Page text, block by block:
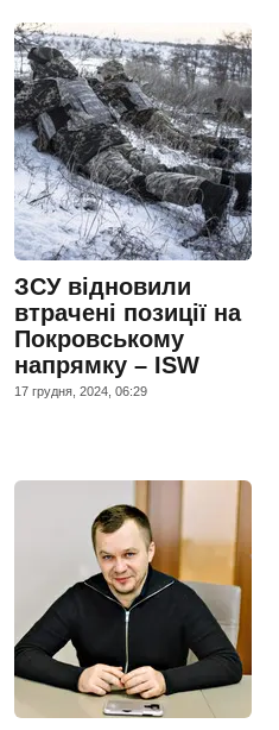
ЗСУ відновили
втрачені позиції на
Покровському
напрямку – ISW
17 грудня, 2024, 06:29